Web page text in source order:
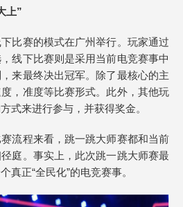
上”
比赛的模式在广州举行。玩家通过
线下比赛则是采用当前电竞赛事中
来最终决出冠军。除了最核心的主
，准度等比赛形式。此外，其他玩
式来进行参与，并获得奖金。
流程来看，跳一跳大师赛都和当前
庭。事实上，此次跳一跳大师赛最
真正“全民化”的电竞赛事。